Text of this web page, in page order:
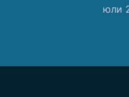
юли